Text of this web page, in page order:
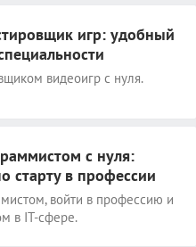
игр: удобный
видеоигр с нуля.
с нуля:
старту в профессии
войти в профессию и
в IT-сфере.